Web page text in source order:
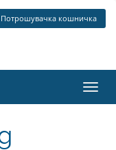
Потрошувачка кошничка
ја